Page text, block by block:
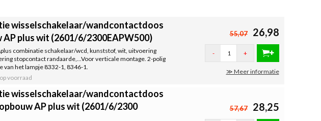
wisselschakelaar/wandcontactdoos
plus wit (2601/6/2300EAPW500)
combinatie schakelaar/wcd, kunststof, wit, uitvoering
stopcontact randaarde,...Voor verticale montage. 2-polig
van het lampje 8332-1, 8346-1.
voorraad
55,07 26,98
- +
≫ Meer informatie
wisselschakelaar/wandcontactdoos
AP plus wit (2601/6/2300
57,67 28,25